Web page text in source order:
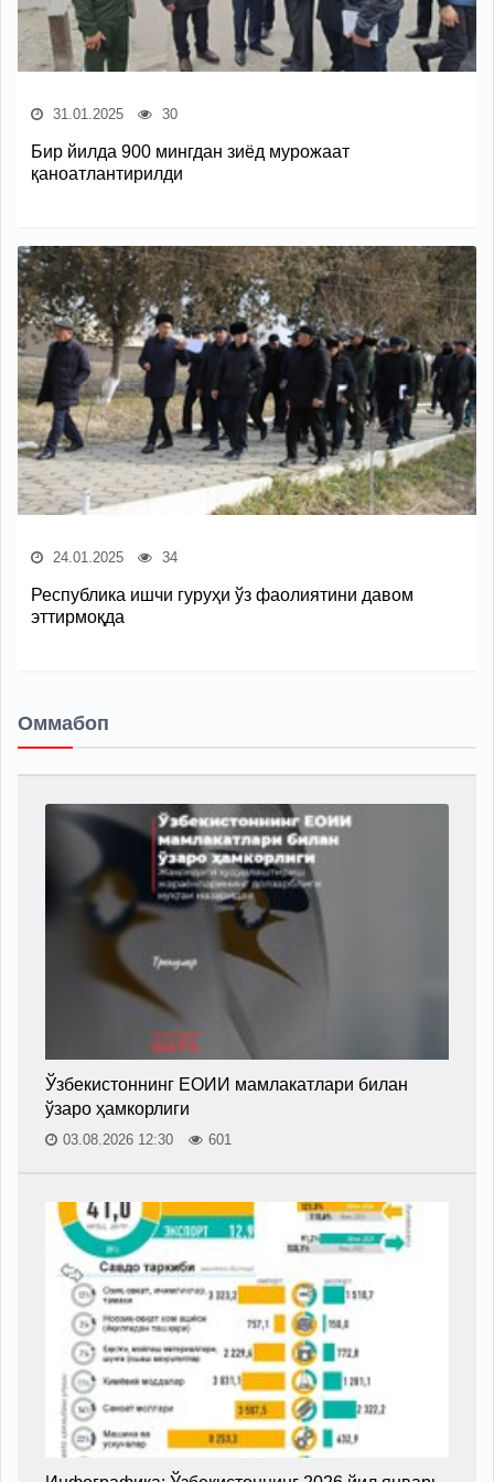
31.01.2025 30
Бир йилда 900 мингдан зиёд мурожаат
қаноатлантирилди
24.01.2025 34
Республика ишчи гуруҳи ўз фаолиятини давом
эттирмоқда
Оммабоп
Ўзбекистоннинг ЕОИИ мамлакатлари билан
ўзаро ҳамкорлиги
03.08.2026 12:30 601